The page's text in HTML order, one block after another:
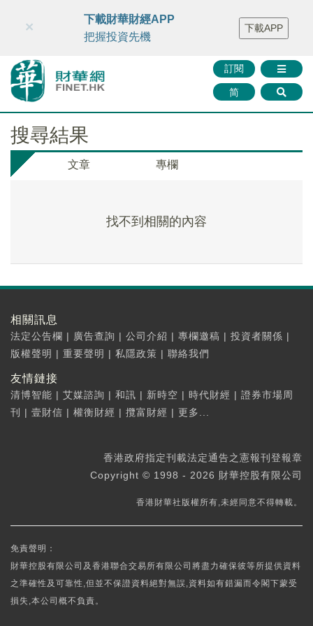
財華智庫網 FINTV FINMETA 財華證券 媒體矩陣
智庫沙龍
聯絡我們
訂閱
简
×
下載財華財經APP
把握投資先機
下載APP
搜尋結果
文章 專欄
找不到相關的內容
相關訊息
法定公告欄 | 廣告查詢 | 公司介紹 | 專欄邀稿 | 投資者關係 |
版權聲明 | 重要聲明 | 私隱政策 | 聯絡我們
友情鏈接
清博智能 | 艾媒諮詢 | 和訊 | 新時空 | 時代財經 | 證券市場周
刊
| 壹財信 | 權衡財經 | 攬富財經 | 更多...
香港政府指定刊載法定通告之憲報刊登報章
Copyright © 1998 - 2026 財華控股有限公司
香港財華社版權所有,未經同意不得轉載。
免責聲明：
財華控股有限公司及香港聯合交易所有限公司將盡力確保彼等所提供資料
之準確性及可靠性,但並不保證資料絕對無誤,資料如有錯漏而令閣下蒙受
損失,本公司概不負責。